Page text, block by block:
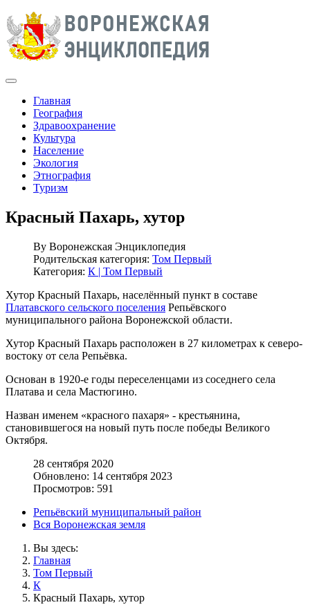
Главная
География
Здравоохранение
Культура
Население
Экология
Этнография
Туризм
Красный Пахарь, хутор
By Воронежская Энциклопедия
Родительская категория: Том Первый
Категория: К | Том Первый
Хутор Красный Пахарь, населённый пункт в составе
Платавского сельского поселения Репьёвского
муниципального района Воронежской области.
Хутор Красный Пахарь расположен в 27 километрах к северо-
востоку от села Репьёвка.
Основан в 1920-е годы переселенцами из соседнего села
Платава и села Мастюгино.
Назван именем «красного пахаря» - крестьянина,
становившегося на новый путь после победы Великого
Октября.
28 сентября 2020
Обновлено: 14 сентября 2023
Просмотров: 591
Репьёвский муниципальный район
Вся Воронежская земля
Вы здесь:
Главная
Том Первый
К
Красный Пахарь, хутор